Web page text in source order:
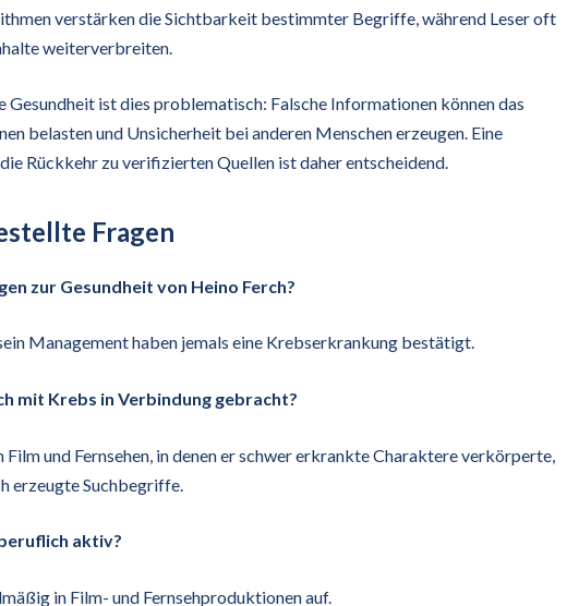
verstärken die Sichtbarkeit bestimmter Begriffe, während Leser oft
weiterverbreiten.
Gesundheit ist dies problematisch: Falsche Informationen können das
belasten und Unsicherheit bei anderen Menschen erzeugen. Eine
Rückkehr zu verifizierten Quellen ist daher entscheidend.
Fragen
zur Gesundheit von Heino Ferch?
Management haben jemals eine Krebserkrankung bestätigt.
mit Krebs in Verbindung gebracht?
Film und Fernsehen, in denen er schwer erkrankte Charaktere verkörperte,
erzeugte Suchbegriffe.
aktiv?
in Film- und Fernsehproduktionen auf.